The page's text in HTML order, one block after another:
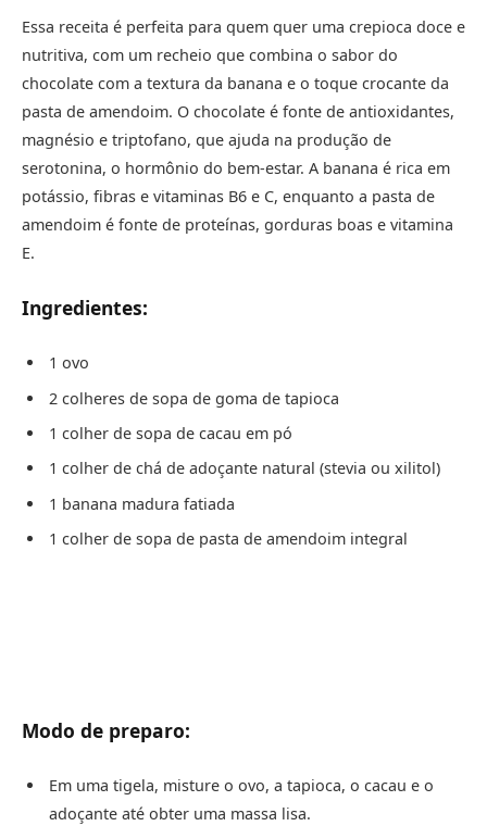
Essa receita é perfeita para quem quer uma crepioca doce e
nutritiva, com um recheio que combina o sabor do
chocolate com a textura da banana e o toque crocante da
pasta de amendoim. O chocolate é fonte de antioxidantes,
magnésio e triptofano, que ajuda na produção de
serotonina, o hormônio do bem-estar. A banana é rica em
potássio, fibras e vitaminas B6 e C, enquanto a pasta de
amendoim é fonte de proteínas, gorduras boas e vitamina
E.
Ingredientes:
1 ovo
2 colheres de sopa de goma de tapioca
1 colher de sopa de cacau em pó
1 colher de chá de adoçante natural (stevia ou xilitol)
1 banana madura fatiada
1 colher de sopa de pasta de amendoim integral
Modo de preparo:
Em uma tigela, misture o ovo, a tapioca, o cacau e o
adoçante até obter uma massa lisa.